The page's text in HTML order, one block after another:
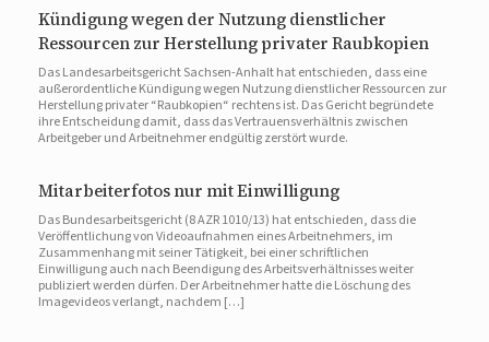
Kündigung wegen der Nutzung dienstlicher
Ressourcen zur Herstellung privater Raubkopien
Das Landesarbeitsgericht Sachsen-Anhalt hat entschieden, dass eine
außerordentliche Kündigung wegen Nutzung dienstlicher Ressourcen zur
Herstellung privater “Raubkopien“ rechtens ist. Das Gericht begründete
ihre Entscheidung damit, dass das Vertrauensverhältnis zwischen
Arbeitgeber und Arbeitnehmer endgültig zerstört wurde.
Mitarbeiterfotos nur mit Einwilligung
Das Bundesarbeitsgericht (8 AZR 1010/13) hat entschieden, dass die
Veröffentlichung von Videoaufnahmen eines Arbeitnehmers, im
Zusammenhang mit seiner Tätigkeit, bei einer schriftlichen
Einwilligung auch nach Beendigung des Arbeitsverhältnisses weiter
publiziert werden dürfen. Der Arbeitnehmer hatte die Löschung des
Imagevideos verlangt, nachdem […]